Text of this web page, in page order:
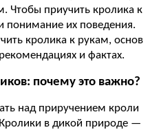
Чтобы приучить кролика к
понимание их поведения.
кролика к рукам, основ
и фактах.
почему это важно?
над приручением кроли
в дикой природе —